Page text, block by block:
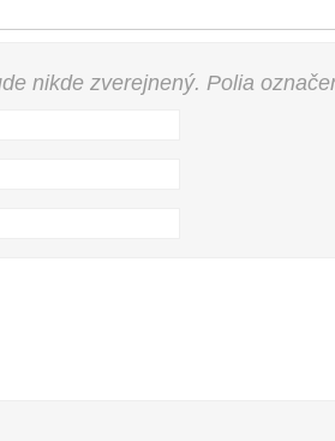
nikde zverejnený. Polia